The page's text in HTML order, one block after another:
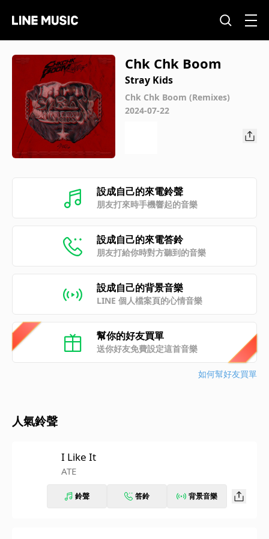
Chk Chk Boom
Stray Kids
Chk Chk Boom (Remixes)
2024-07-22
設成自己的來電鈴聲
朋友打來時手機響起的音樂
設成自己的來電答鈴
朋友打給你時對方聽到的音樂
設成自己的背景音樂
LINE 個人檔案頁的心情音樂
幫你的好友買單
送你好友免費設定這首音樂
如何幫好友買單
人氣鈴聲
I Like It
ATE
鈴聲 答鈴 背景音樂